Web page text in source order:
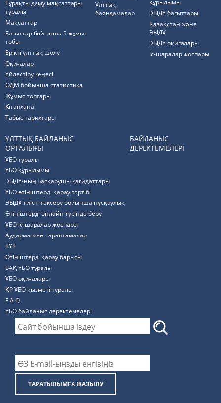
Тұрақты даму мақсаттары
туралы
Мақсаттар
Бағыттар бойынша 5 жұмыс
тобы
Ерікті ұлттық шолу
Оқиғалар
Үйлестіру кеңесі
ОДМ бойынша статистика
Жұмыс топтары
Кітапхана
Табыс тарихтары
Ұлттық
баяндамалар
құрылымы
ЭЫДҰ бағыттары
Қазақстан және
ЭЫДҰ
ЭЫДҰ оқиғалары
Іс-шаралар жоспары
ҰЛТТЫҚ БАЙЛАНЫС
ОРТАЛЫҒЫ
ҰБО туралы
ҰБО құрылымы
ЭЫДҰ-ның Басқарушы қағидаттары
ҰБО өтініштерді қарау тәртібі
ЭЫДҰ тиісті тексеру бойынша нұсқаулық
Өтініштерді онлайн түрінде беру
ҰБО іс-шаралар жоспары
Аударма мен сараптамалар
КҰК
Өтініштерді қарау барысы
БАҚ ҰБО туралы
ҰБО оқиғалары
ҚР ҰБО қызметі туралы
F.A.Q.
ҰБО байланыс деректемелерi
БАЙЛАНЫС
ДЕРЕКТЕМЕЛЕРІ
ТАРАТЫЛЫМҒА ЖАЗЫЛУ